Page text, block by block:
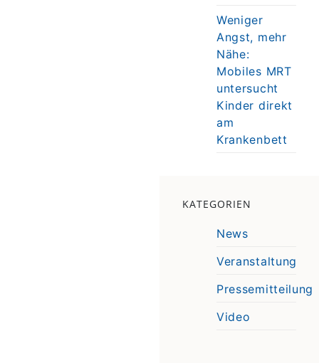
Weniger
Angst, mehr
Nähe:
Mobiles MRT
untersucht
Kinder direkt
am
Krankenbett
KATEGORIEN
News
Veranstaltung
Pressemitteilung
Video